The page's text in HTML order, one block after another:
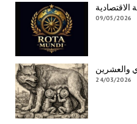
الاقتصادية
09/05/2026
والعشرين
24/03/2026